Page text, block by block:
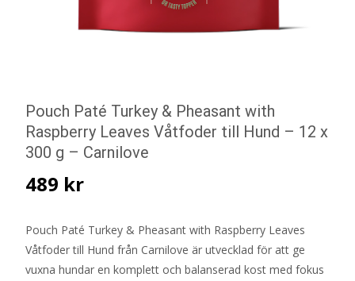
Pouch Paté Turkey & Pheasant with
Raspberry Leaves Våtfoder till Hund – 12 x
300 g – Carnilove
489 kr
Pouch Paté Turkey & Pheasant with Raspberry Leaves
Våtfoder till Hund från Carnilove är utvecklad för att ge
vuxna hundar en komplett och balanserad kost med fokus